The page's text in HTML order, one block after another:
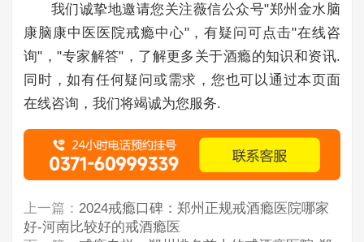
我们诚挚地邀请您关注薇信公众号"郑州金水脑
康脑康中医医院戒瘾中心"，有疑问可点击"在线咨
询"，"专家解答"，了解更多关于酒瘾的知识和资讯.
同时，如有任何疑问或需求，您也可以通过本页面
在线咨询，我们将竭诚为您服务.
上一篇： 2024戒瘾口碑：郑州正规戒酒瘾医院哪家
好-河南比较好的戒酒瘾医